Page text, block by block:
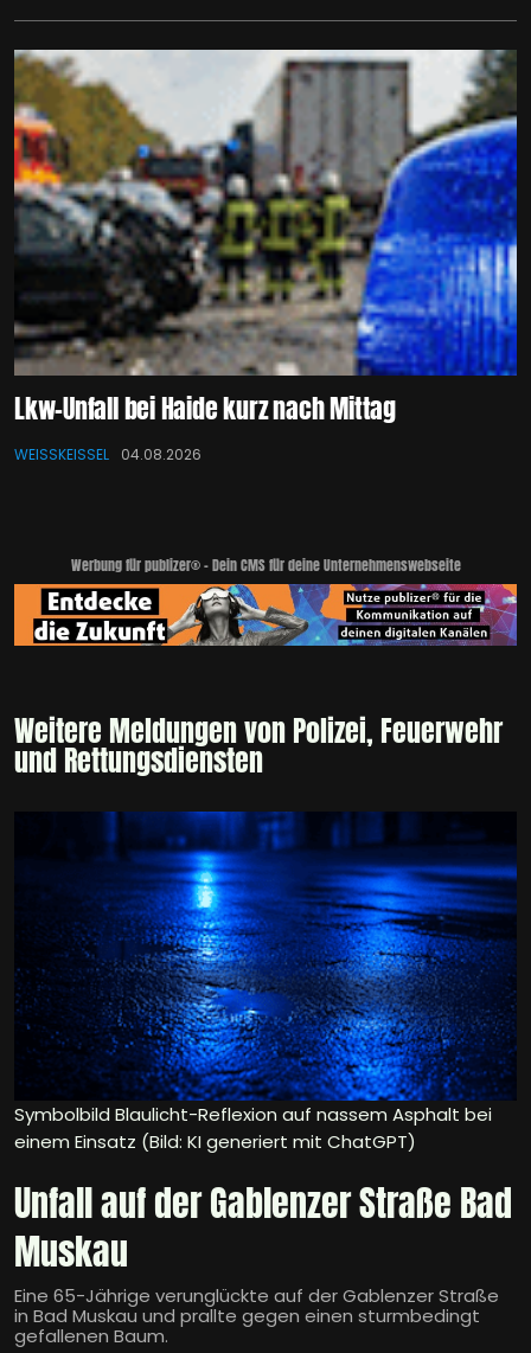
Lkw-Unfall bei Haide kurz nach Mittag
WEISSKEISSEL 04.08.2026
Werbung für publizer® - Dein CMS für deine Unternehmenswebseite
Weitere Meldungen von Polizei, Feuerwehr
und Rettungsdiensten
Symbolbild Blaulicht-Reflexion auf nassem Asphalt bei
einem Einsatz (Bild: KI generiert mit ChatGPT)
Unfall auf der Gablenzer Straße Bad
Muskau
Eine 65-Jährige verunglückte auf der Gablenzer Straße
in Bad Muskau und prallte gegen einen sturmbedingt
gefallenen Baum.